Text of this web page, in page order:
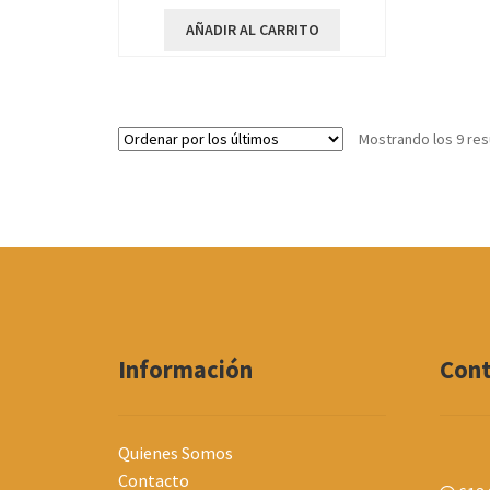
AÑADIR AL CARRITO
Mostrando los 9
Información
Quienes Somos
Contacto